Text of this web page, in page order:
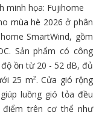
minh họa: Fujihome
mùa hè 2026 ở phân
SmartWind, gồm
Sản phẩm có công
ồn từ 20 - 52 dB, đủ
25 m². Cửa gió rộng
luồng gió tỏa đều
điểm trên cơ thể như